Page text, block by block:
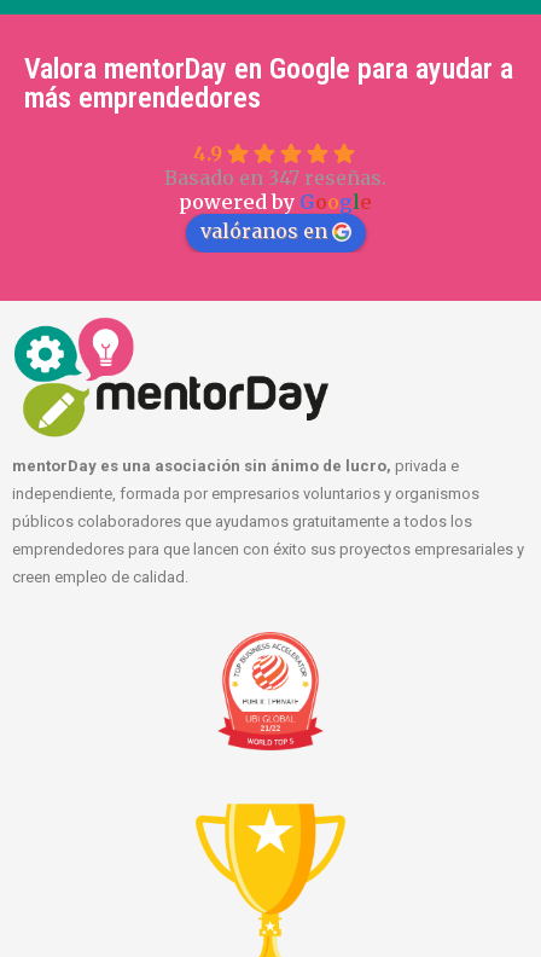
Valora mentorDay en Google para ayudar a
más emprendedores
4.9
Basado en 347 reseñas.
powered by Google
valóranos en
mentorDay es una asociación sin ánimo de lucro, privada e
independiente, formada por empresarios voluntarios y organismos
públicos colaboradores que ayudamos gratuitamente a todos los
emprendedores para que lancen con éxito sus proyectos empresariales y
creen empleo de calidad.